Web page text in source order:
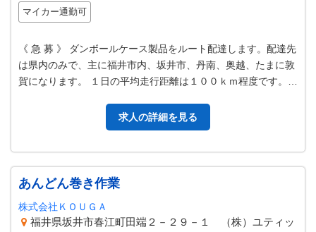
マイカー通勤可
《 急 募 》 ダンボールケース製品をルート配達します。配達先
は県内のみで、主に福井市内、坂井市、丹南、奥越、たまに敦
賀になります。 １日の平均走行距離は１００ｋｍ程度です。
求人の詳細を見る
あんどん巻き作業
株式会社ＫＯＵＧＡ
福井県坂井市春江町田端２－２９－１ （株）ユティッ